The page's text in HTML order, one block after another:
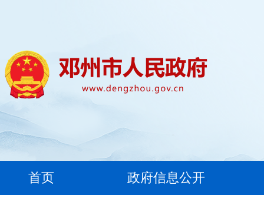
首页 政府信息公开